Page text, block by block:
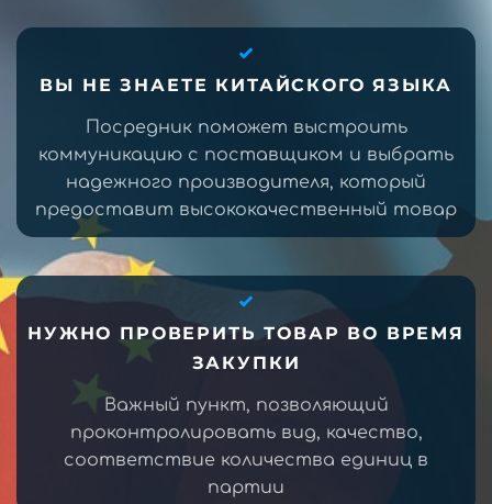
ВЫ НЕ ЗНАЕТЕ КИТАЙСКОГО ЯЗЫКА
Посредник поможет выстроить
коммуникацию с поставщиком и выбрать
надежного производителя, который
предоставит высококачественный товар
НУЖНО ПРОВЕРИТЬ ТОВАР ВО ВРЕМЯ
ЗАКУПКИ
Важный пункт, позволяющий
проконтролировать вид, качество,
соответствие количества единиц в
партии